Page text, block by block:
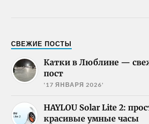
СВЕЖИЕ ПОСТЫ
Катки в Люблине —
пост
'17 ЯНВАРЯ 2026'
HAYLOU Solar Lite 2:
красивые умные часы